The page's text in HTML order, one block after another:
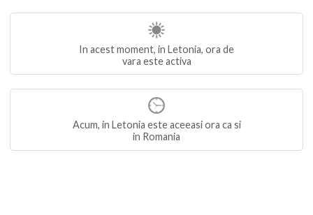
In acest moment, in Letonia, ora de
vara este activa
Acum, in Letonia este aceeasi ora ca si
in Romania